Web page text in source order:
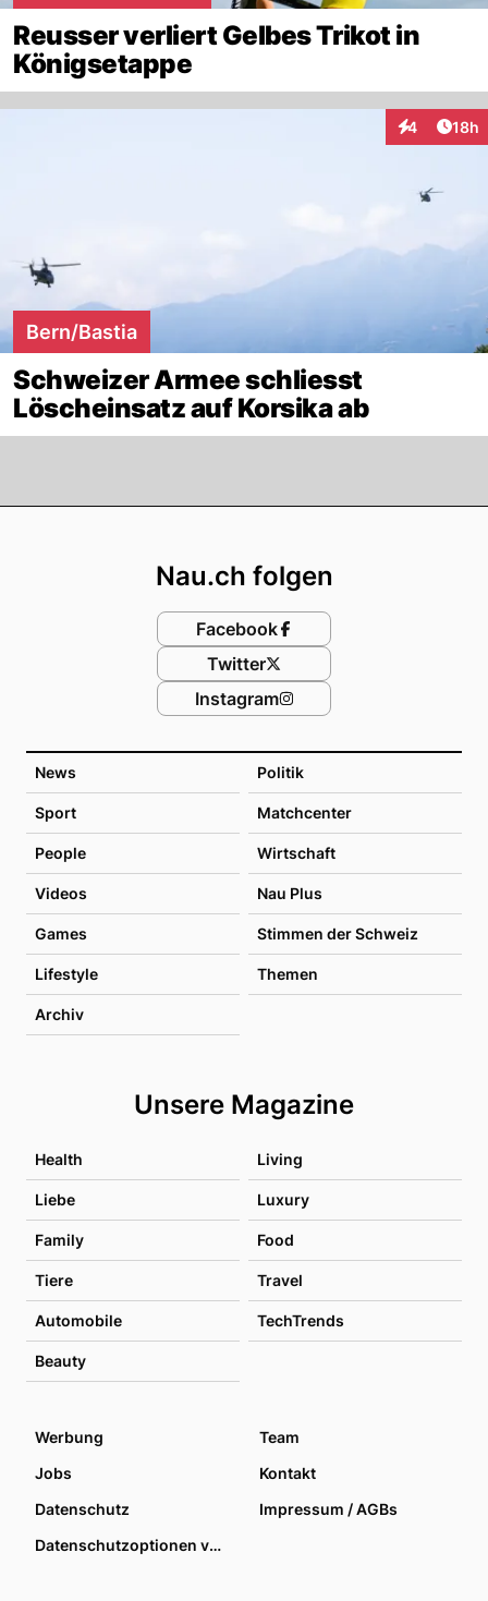
Reusser verliert Gelbes Trikot in
Königsetappe
4
Interaktionen
18h
Bern/Bastia
Schweizer Armee schliesst
Löscheinsatz auf Korsika ab
News Politik
Sport Matchcenter
People Wirtschaft
Videos Nau Plus
Games Stimmen der Schweiz
Lifestyle Themen
Archiv
Unsere Magazine
Health Living
Liebe Luxury
Family Food
Tiere Travel
Automobile TechTrends
Beauty
Nau.ch folgen
Facebook
Twitter
Instagram
Werbung
Team
Jobs
Kontakt
Datenschutz
Impressum / AGBs
Datenschutzoptionen verwalten